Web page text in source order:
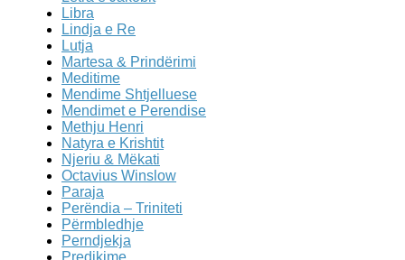
Libra
Lindja e Re
Lutja
Martesa & Prindërimi
Meditime
Mendime Shtjelluese
Mendimet e Perendise
Methju Henri
Natyra e Krishtit
Njeriu & Mëkati
Octavius Winslow
Paraja
Perëndia – Triniteti
Përmbledhje
Perndjekja